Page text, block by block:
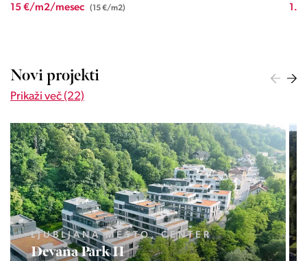
15 €/m2/mesec (15 €/m2)
Novi projekti
Prikaži več (22)
LJUBLJANA MESTO, CENTER
Devana Park II